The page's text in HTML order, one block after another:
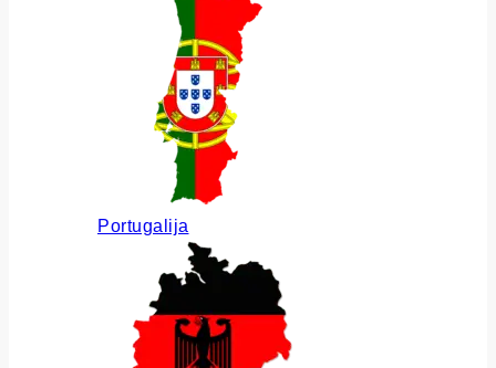
Portugalija